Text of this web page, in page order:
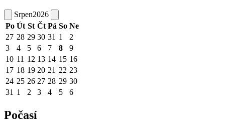
Srpen2026
Po Út St Čt Pá So Ne
27 28 29 30 31 1
2
3
4 5 6 7 8
9
10 11 12 13 14 15 16
17 18 19 20 21 22 23
24 25 26 27 28 29 30
31 1 2 3 4 5 6
Počasí